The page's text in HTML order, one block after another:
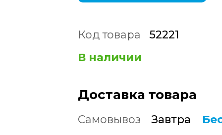
Код товара
52221
В наличии
Доставка товара
Самовывоз Завтра